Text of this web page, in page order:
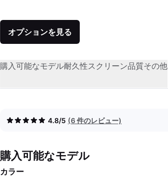
オプションを見る
購入可能なモデル耐久性スクリーン品質その他
4.8/5 (6 件のレビュー)
購入可能なモデル
カラー